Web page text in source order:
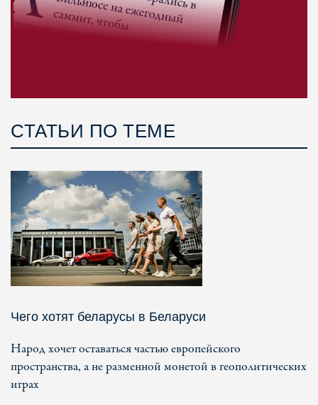
СТАТЬИ ПО ТЕМЕ
Чего хотят беларусы в Беларуси
Народ хочет оставаться частью европейского
пространства, а не разменной монетой в геополитических
играх